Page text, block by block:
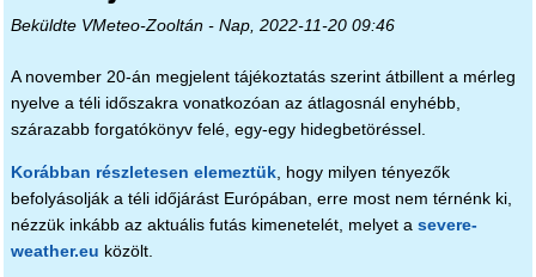
Beküldte VMeteo-Zooltán- Nap, 2022-11-20 09:46
A november 20-án megjelent tájékoztatás szerint átbillent a mérleg
nyelve a téli időszakra vonatkozóan az átlagosnál enyhébb,
szárazabb forgatókönyv felé, egy-egy hidegbetöréssel.
Korábban részletesen elemeztük, hogy milyen tényezők
befolyásolják a téli időjárást Európában, erre most nem térnénk ki,
nézzük inkább az aktuális futás kimenetelét, melyet a severe-
weather.eu közölt.